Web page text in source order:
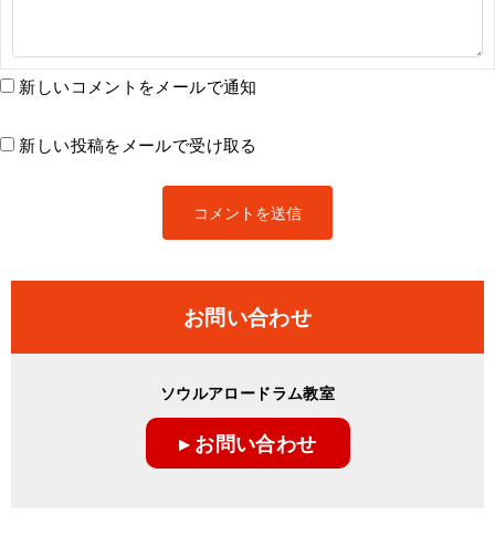
新しいコメントをメールで通知
新しい投稿をメールで受け取る
お問い合わせ
ソウルアロードラム教室
▸ お問い合わせ